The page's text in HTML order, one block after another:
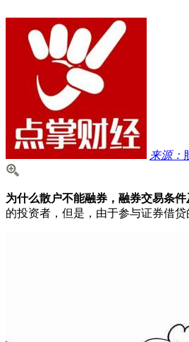
来源：
为什么散户不能融券，融券交易条
的投资者，但是，由于参与证券借